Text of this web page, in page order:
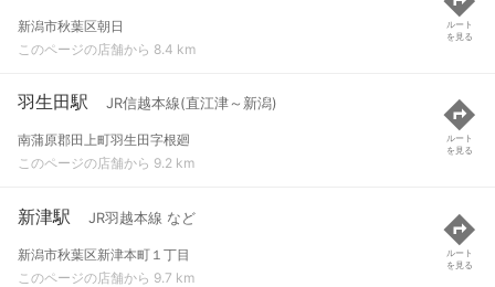
新潟市秋葉区朝日
このページの店舗から 8.4 km
ルート
を見る
羽生田駅 JR信越本線(直江津～新潟)
南蒲原郡田上町羽生田字根廻
このページの店舗から 9.2 km
ルート
を見る
新津駅 JR羽越本線 など
新潟市秋葉区新津本町１丁目
このページの店舗から 9.7 km
ルート
を見る